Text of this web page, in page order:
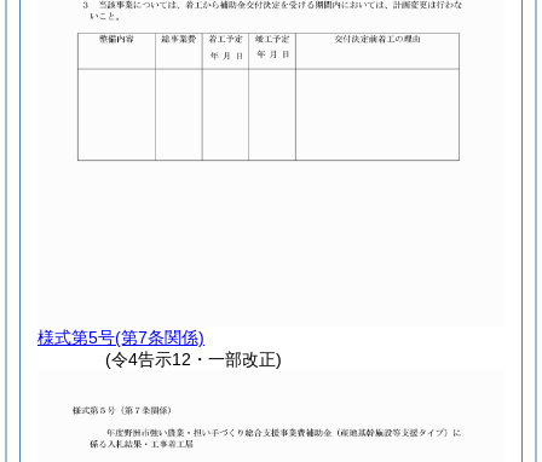
様式第5号(第7条関係)
(令4告示12・一部改正)